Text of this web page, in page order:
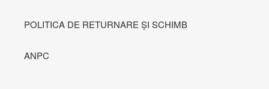
POLITICA DE RETURNARE ȘI SCHIMB
ANPC